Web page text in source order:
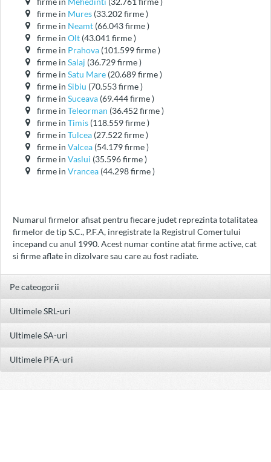
firme in Mures (33.202 firme )
firme in Neamt (66.043 firme )
firme in Olt (43.041 firme )
firme in Prahova (101.599 firme )
firme in Salaj (36.729 firme )
firme in Satu Mare (20.689 firme )
firme in Sibiu (70.553 firme )
firme in Suceava (69.444 firme )
firme in Teleorman (36.452 firme )
firme in Timis (118.559 firme )
firme in Tulcea (27.522 firme )
firme in Valcea (54.179 firme )
firme in Vaslui (35.596 firme )
firme in Vrancea (44.298 firme )
Numarul firmelor afisat pentru fiecare judet reprezinta totalitatea
firmelor de tip S.C., P.F.A, inregistrate la Registrul Comertului
incepand cu anul 1990. Acest numar contine atat firme active, cat
si firme aflate in dizolvare sau care au fost radiate.
Pe cateogorii
Ultimele SRL-uri
Ultimele SA-uri
Ultimele PFA-uri